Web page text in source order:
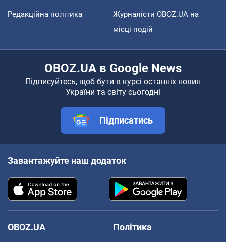
Редакційна політика
Журналісти OBOZ.UA на
місці подій
OBOZ.UA в Google News
Підписуйтесь, щоб бути в курсі останніх новин
України та світу сьогодні
Підписатись
Завантажуйте наш додаток
OBOZ.UA
Політика